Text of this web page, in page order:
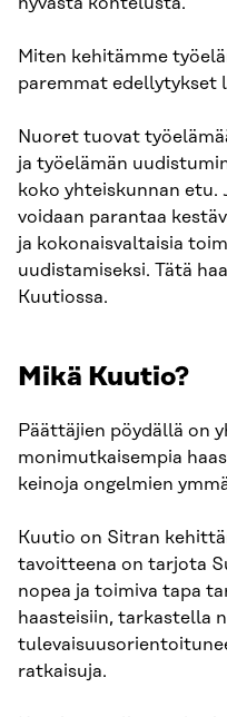
Miten kehitämme
paremmat edellytykset
Nuoret tuovat
ja työelämän
koko yhteiskunnan
voidaan parantaa
ja kokonaisvaltaisia
uudistamiseksi. Tätä
Kuutiossa.
Mikä Kuutio?
Päättäjien pöydällä on
monimutkaisempia
keinoja ongelmien
Kuutio on Sitran
tavoitteena on tarjota
nopea ja toimiva tapa
haasteisiin, tarkastella
ratkaisuja.